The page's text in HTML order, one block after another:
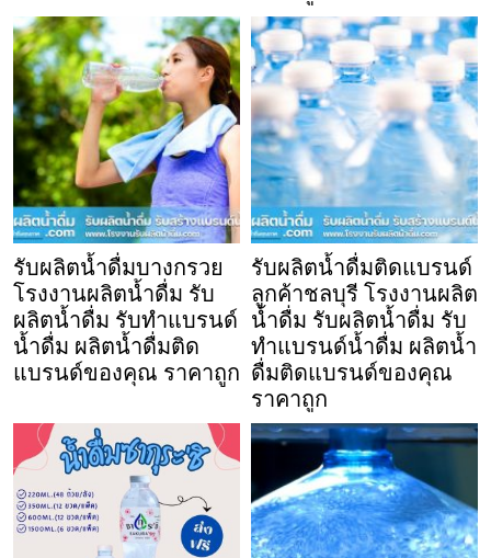
รับผลิตน้ำดื่มบางกรวย
โรงงานผลิตน้ำดื่ม รับ
ผลิตน้ำดื่ม รับทำแบรนด์
น้ำดื่ม ผลิตน้ำดื่มติด
แบรนด์ของคุณ ราคาถูก
รับผลิตน้ำดื่มติดแบรนด์
ลูกค้าชลบุรี โรงงานผลิต
น้ำดื่ม รับผลิตน้ำดื่ม รับ
ทำแบรนด์น้ำดื่ม ผลิตน้ำ
ดื่มติดแบรนด์ของคุณ
ราคาถูก